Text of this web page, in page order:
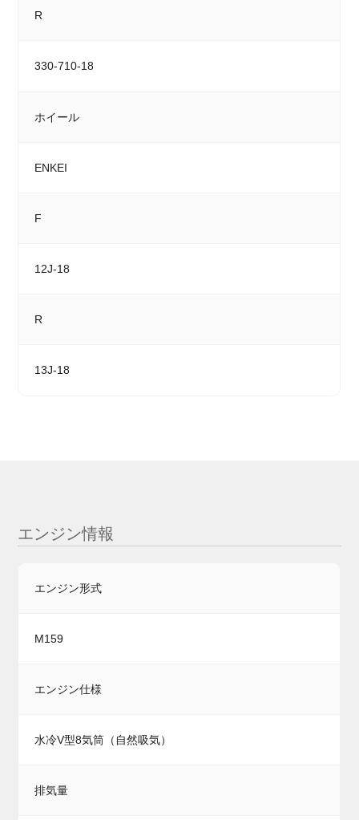
R
330-710-18
ホイール
ENKEI
F
12J-18
R
13J-18
エンジン情報
エンジン形式
M159
エンジン仕様
水冷V型8気筒（自然吸気）
排気量